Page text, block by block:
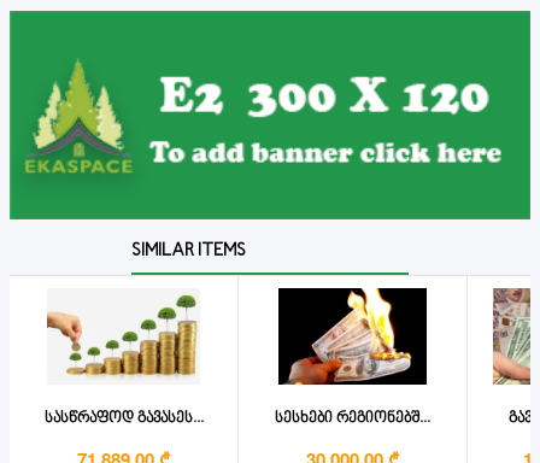
SIMILAR ITEMS
სასწრაფოდ გავასეს... სესხები რეგიონებშ...